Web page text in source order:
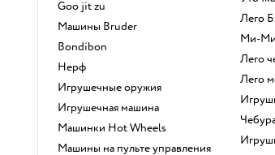
Goo jit zu
Машины Bruder
Bondibon
Нерф
Игрушечные оружия
Игрушечная машина
Машинки Hot Wheels
Машины на пульте управления
Лего
Ми-
Лего
Лего